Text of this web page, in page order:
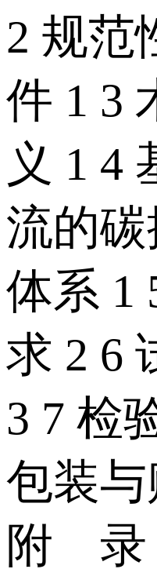
2 规范
件 1 3
义 1 4
流的
体系 1
求 2 6
3 7 检
包装
附